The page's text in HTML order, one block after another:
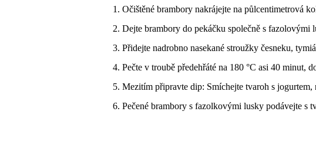
Očištěné brambory nakrájejte na půlcentimetrová
Dejte brambory do pekáčku společně s fazolovými
Přidejte nadrobno nasekané stroužky česneku,
Pečte v troubě předehřáté na 180 °C asi 40 minut,
Mezitím připravte dip: Smíchejte tvaroh s
Pečené brambory s fazolkovými lusky podávejte s